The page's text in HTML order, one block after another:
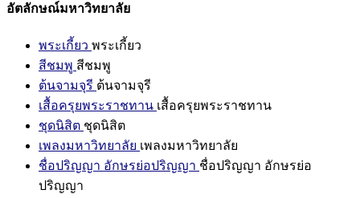
อัตลักษณ์มหาวิทยาลัย
พระเกี้ยว พระเกี้ยว
สีชมพู สีชมพู
ต้นจามจุรี ต้นจามจุรี
เสื้อครุยพระราชทาน เสื้อครุยพระราชทาน
ชุดนิสิต ชุดนิสิต
เพลงมหาวิทยาลัย เพลงมหาวิทยาลัย
ชื่อปริญญา อักษรย่อปริญญา ชื่อปริญญา อักษรย่อ
ปริญญา